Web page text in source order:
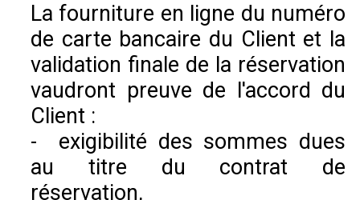
La fourniture en ligne du numéro
de carte bancaire du Client et la
validation finale de la réservation
vaudront preuve de l'accord du
Client :
- exigibilité des sommes dues
au titre du contrat de
réservation,